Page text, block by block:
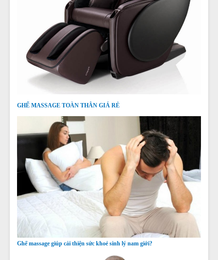
GHẾ MASSAGE TOÀN THÂN GIÁ RẺ
Ghế massage giúp cải thiện sức khoẻ sinh lý nam giới?